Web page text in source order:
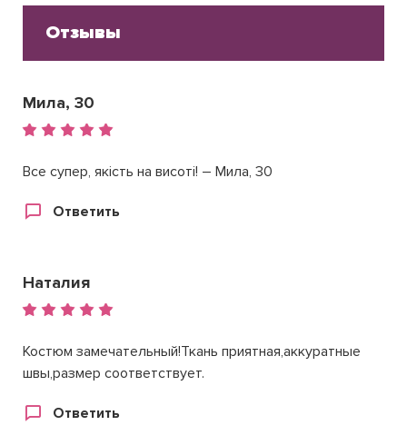
Отзывы
Мила, 30
Все супер, якість на висоті! – Мила, 30
Ответить
Наталия
Костюм замечательный!Ткань приятная,аккуратные
швы,размер соответствует.
Ответить